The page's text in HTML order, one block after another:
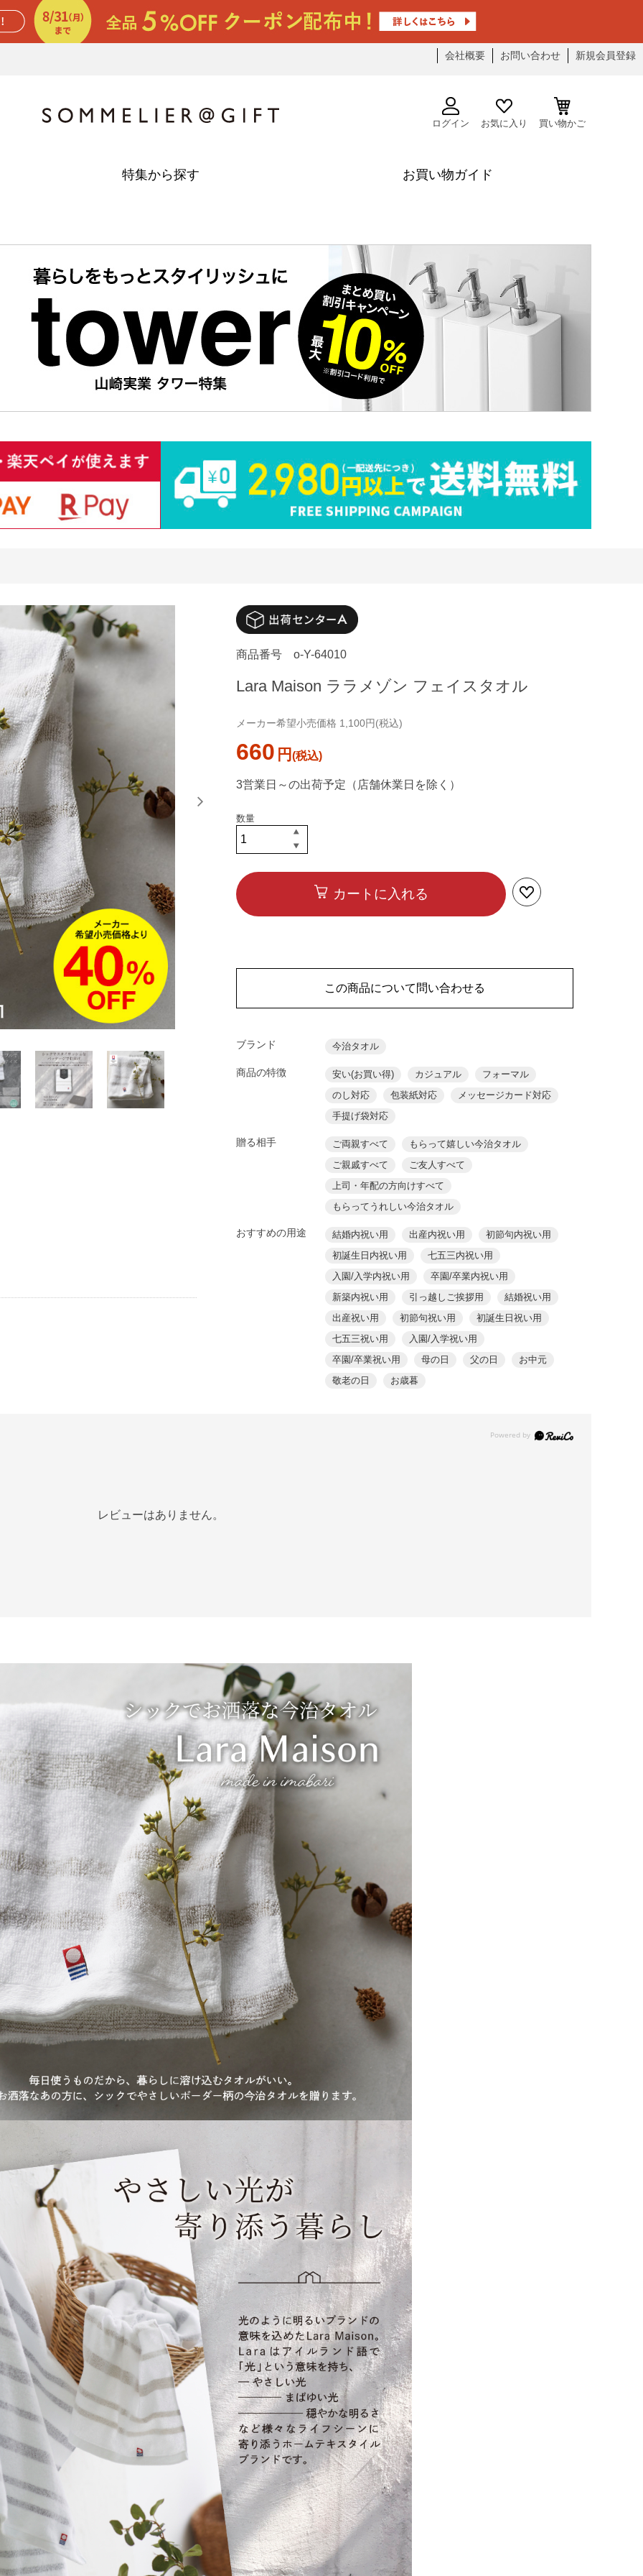
会社概要 お問い合わせ 新規会員登録
ログイン お気に入り 買い物かご
特集から探す お買い物ガイド
商品番号 o-Y-64010
Lara Maison ララメゾン フェイスタオル
メーカー希望小売価格 1,100円(税込)
660 円
3営業日～の出荷予定（店舗休業日を除く）
カートに入れる
この商品について問い合わせる
ブランド 今治タオル
商品の特徴 安い(お買い得) カジュアル
フォーマル
のし対応
包装紙対応
メッセージカード対応
手提げ袋対応
贈る相手 ご両親すべて
もらって嬉しい今治タオル
ご親戚すべて
ご友人すべて
上司・年配の方向けすべて
もらってうれしい今治タオル
おすすめの用途 結婚内祝い用 出産内祝い用
初節句内祝い用
初誕生日内祝い用
七五三内祝い用
入園/入学内祝い用
卒園/卒業内祝い用
新築内祝い用
引っ越しご挨拶用
結婚祝い用
出産祝い用
初節句祝い用
初誕生日祝い用
七五三祝い用
入園/入学祝い用
卒園/卒業祝い用
母の日 父の日
お中元
敬老の日
お歳暮
レビューはありません。